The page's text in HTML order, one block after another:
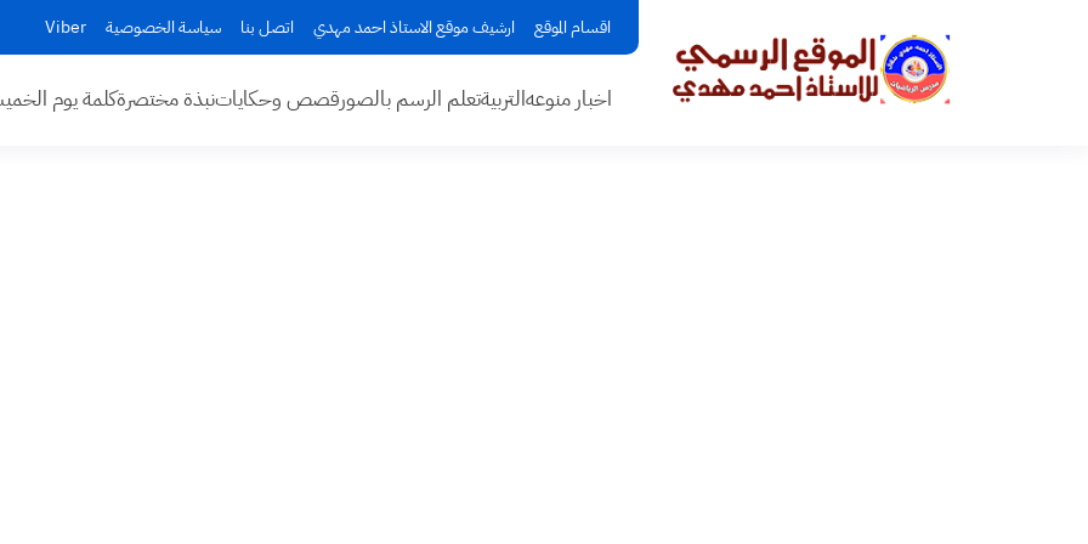
اقسام الموقع ارشيف موقع الاستاذ احمد مهدي اتصل بنا سياسة الخصوصية Viber
اخبار منوعهالتربيةتعلم الرسم بالصورقصص وحكاياتنبذة مختصرةكلمة يوم